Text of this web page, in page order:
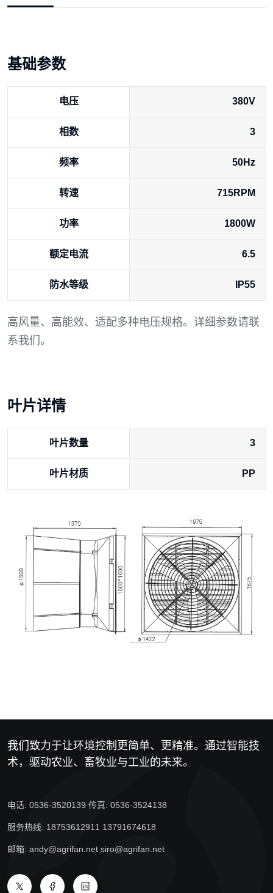
基础参数
电压 380V
相数 3
频率 50Hz
转速 715RPM
功率 1800W
额定电流 6.5
防水等级 IP55
高风量、高能效、适配多种电压规格。详细参数请联
系我们。
叶片详情
叶片数量 3
叶片材质 PP
我们致力于让环境控制更简单、更精准。通过智能技
术，驱动农业、畜牧业与工业的未来。
电话: 0536-3520139 传真: 0536-3524138
服务热线: 18753612911 13791674618
邮箱: andy@agrifan.net siro@agrifan.net